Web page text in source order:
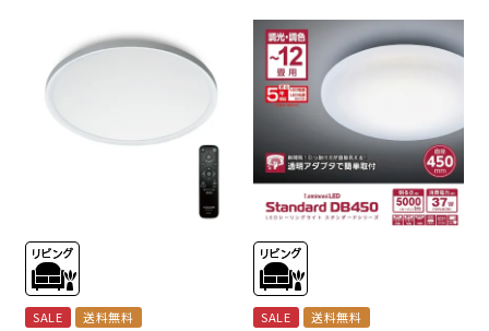
SALE 送料無料 SALE 送料無料